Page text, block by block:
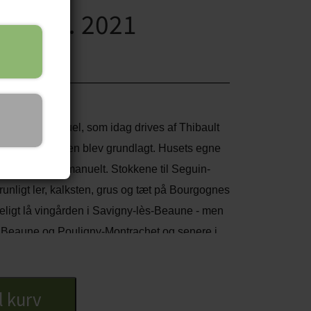
2021
Seguin-Manuel, som idag drives af Thibault
år efter den blev grundlagt. Husets egne
høstes manuelt. Stokkene til Seguin-
ler, kalksten, grus og tæt på Bourgognes
lå vingården i Savigny-lès-Beaune - men
og Pouligny-Montrachet og senere i
kurv